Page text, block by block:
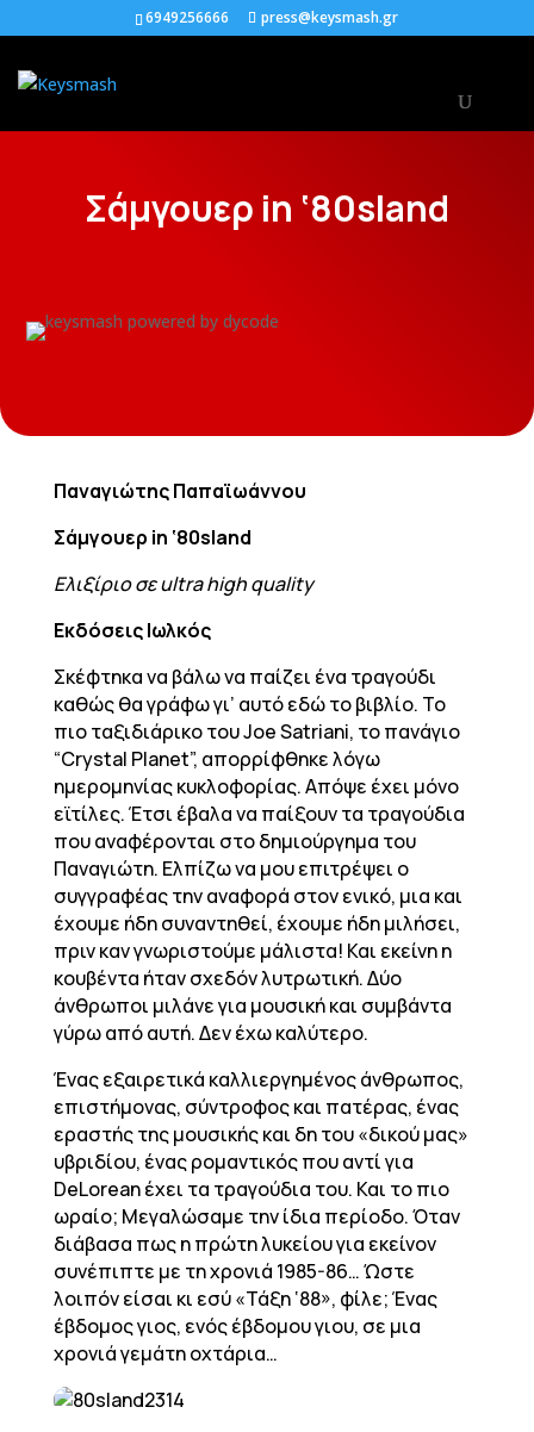
6949256666 press@keysmash.gr
Σάμγουερ in ‘80sland
Παναγιώτης Παπαϊωάννου
Σάμγουερ in ‘80sland
Ελιξίριο σε ultra high quality
Εκδόσεις Ιωλκός
Σκέφτηκα να βάλω να παίζει ένα τραγούδι
καθώς θα γράφω γι’ αυτό εδώ το βιβλίο. Το
πιο ταξιδιάρικο του Joe Satriani, το πανάγιο
“Crystal Planet”, απορρίφθηκε λόγω
ημερομηνίας κυκλοφορίας. Απόψε έχει μόνο
εϊτίλες. Έτσι έβαλα να παίξουν τα τραγούδια
που αναφέρονται στο δημιούργημα του
Παναγιώτη. Ελπίζω να μου επιτρέψει ο
συγγραφέας την αναφορά στον ενικό, μια και
έχουμε ήδη συναντηθεί, έχουμε ήδη μιλήσει,
πριν καν γνωριστούμε μάλιστα! Και εκείνη η
κουβέντα ήταν σχεδόν λυτρωτική. Δύο
άνθρωποι μιλάνε για μουσική και συμβάντα
γύρω από αυτή. Δεν έχω καλύτερο.
Ένας εξαιρετικά καλλιεργημένος άνθρωπος,
επιστήμονας, σύντροφος και πατέρας, ένας
εραστής της μουσικής και δη του «δικού μας»
υβριδίου, ένας ρομαντικός που αντί για
DeLorean έχει τα τραγούδια του. Και το πιο
ωραίο; Μεγαλώσαμε την ίδια περίοδο. Όταν
διάβασα πως η πρώτη λυκείου για εκείνον
συνέπιπτε με τη χρονιά 1985-86… Ώστε
λοιπόν είσαι κι εσύ «Τάξη ‘88», φίλε; Ένας
έβδομος γιος, ενός έβδομου γιου, σε μια
χρονιά γεμάτη οχτάρια…